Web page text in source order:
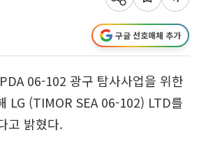
구글 선호매체 추가
06-102 광구 탐사사업을 위한
LG (TIMOR SEA 06-102) LTD를
고 밝혔다.